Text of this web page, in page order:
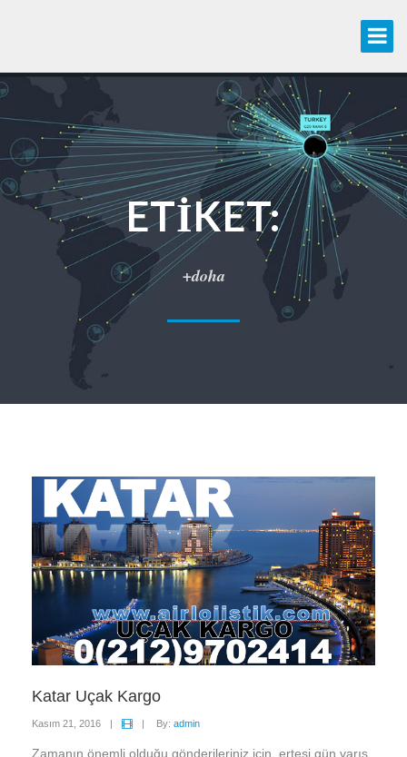
ETIKET:
+doha
Katar Uçak Kargo
Kasım 21, 2016 | | By: admin
Zamanın önemli olduğu gönderileriniz için, ertesi gün varış